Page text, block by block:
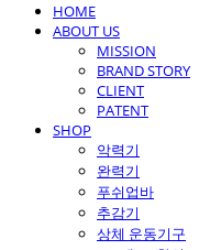
HOME
ABOUT US
MISSION
BRAND STORY
CLIENT
PATENT
SHOP
악력기
완력기
푸쉬업바
추감기
상체 운동기구